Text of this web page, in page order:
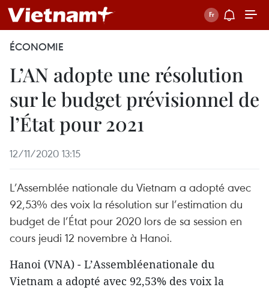
ÉCONOMIE
L’AN adopte une résolution
sur le budget prévisionnel de
l’État pour 2021
12/11/2020 13:15
L’Assemblée nationale du Vietnam a adopté avec
92,53% des voix la résolution sur l’estimation du
budget de l’État pour 2020 lors de sa session en
cours jeudi 12 novembre à Hanoi.
Hanoi (VNA) - L’Assembléenationale du
Vietnam a adopté avec 92,53% des voix la